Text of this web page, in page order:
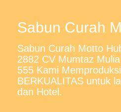
Sabun Curah
Sabun Curah Motto
2882 CV Mumtaz
555 Kami
BERKUALITAS untuk
dan Hotel.